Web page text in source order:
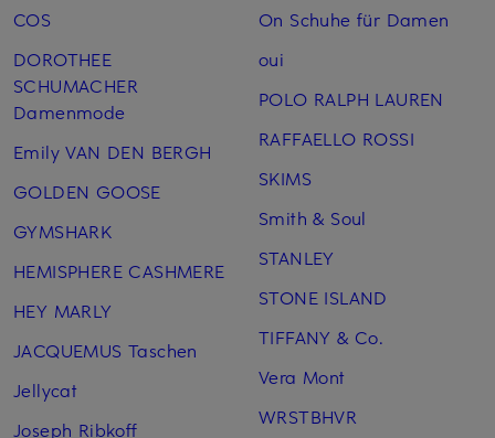
COS
DOROTHEE
SCHUMACHER
Damenmode
Emily VAN DEN BERGH
GOLDEN GOOSE
GYMSHARK
HEMISPHERE CASHMERE
HEY MARLY
JACQUEMUS Taschen
Jellycat
Joseph Ribkoff
On Schuhe für Damen
oui
POLO RALPH LAUREN
RAFFAELLO ROSSI
SKIMS
Smith & Soul
STANLEY
STONE ISLAND
TIFFANY & Co.
Vera Mont
WRSTBHVR